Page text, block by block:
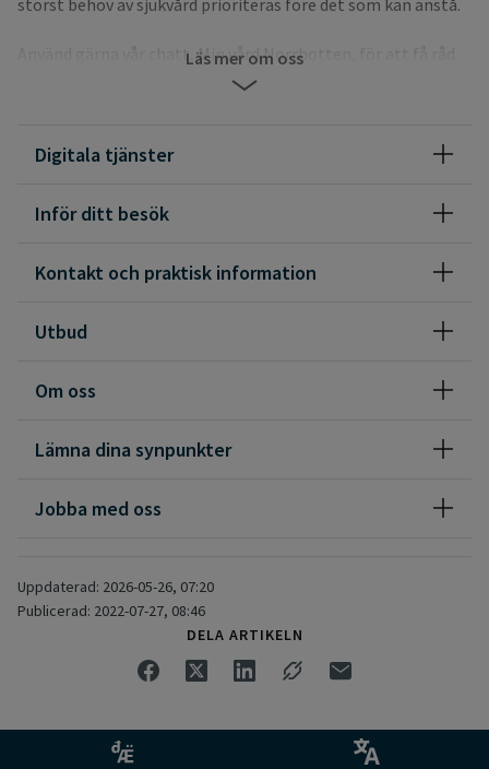
Använd gärna vår chatt, Min vård Norrbotten, för att få råd
dygnet runt.
På denna hälsocentral finns tillgång till följande
Läkare
Barnmorska
Arbetsterapeut
På denna hälsocentral finns tillgång till följande
Allmänmedicin
Läs mer om oss
Digitala tjänster
Inför ditt besök
Kontakt och praktisk information
Utbud
Om oss
Lämna dina synpunkter
Jobba med oss
Uppdaterad: 2026-05-26, 07:20
Publicerad: 2022-07-27, 08:46
DELA ARTIKELN